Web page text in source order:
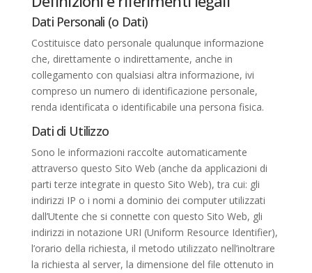
Dati Personali (o Dati)
Costituisce dato personale qualunque informazione
che, direttamente o indirettamente, anche in
collegamento con qualsiasi altra informazione, ivi
compreso un numero di identificazione personale,
renda identificata o identificabile una persona fisica.
Dati di Utilizzo
Sono le informazioni raccolte automaticamente
attraverso questo Sito Web (anche da applicazioni di
parti terze integrate in questo Sito Web), tra cui: gli
indirizzi IP o i nomi a dominio dei computer utilizzati
dall’Utente che si connette con questo Sito Web, gli
indirizzi in notazione URI (Uniform Resource Identifier),
l’orario della richiesta, il metodo utilizzato nell’inoltrare
la richiesta al server, la dimensione del file ottenuto in